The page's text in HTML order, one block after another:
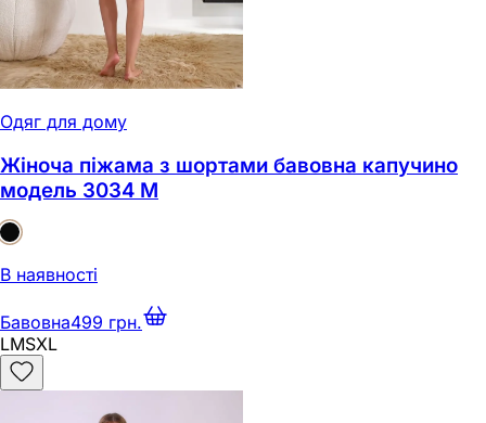
Одяг для дому
Жіноча піжама з шортами бавовна капучино
модель 3034 M
В наявності
Бавовна499 грн.
LMSXL